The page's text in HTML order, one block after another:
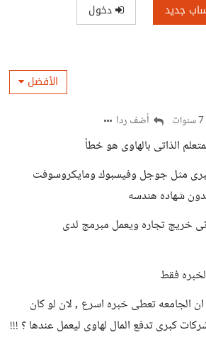
جديد دخول
الأفضل
أضف ردا
الذاتى بالهاوى هو خطأ
مثل جوجل وفيسبوك ومايكروسوفت
شهاده هندسه
خريج تجاره ويعمل مبرمج لدى
فقط
الجامعه تعطى خبره اسرع , لان لو كان
كبرى تدفع المال لهاوى ليعمل عندها ؟ !!!